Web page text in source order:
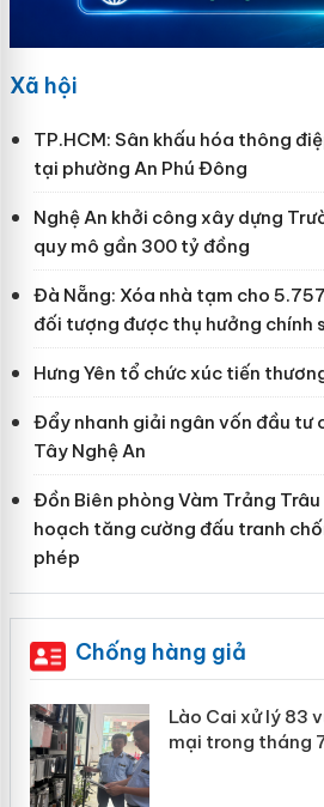
Xã hội
TP.HCM: Sân khấu hóa thông
tại phường An Phú Đông
Nghệ An khởi công xây dựng
quy mô gần 300 tỷ đồng
Đà Nẵng: Xóa nhà tạm cho
đối tượng được thụ hưởng chính
Hưng Yên tổ chức xúc tiến
Đẩy nhanh giải ngân vốn đầu tư
Tây Nghệ An
Đồn Biên phòng Vàm Trảng
hoạch tăng cường đấu tranh
phép
Chống hàng giả
Lào Cai xử lý 83
mại trong tháng